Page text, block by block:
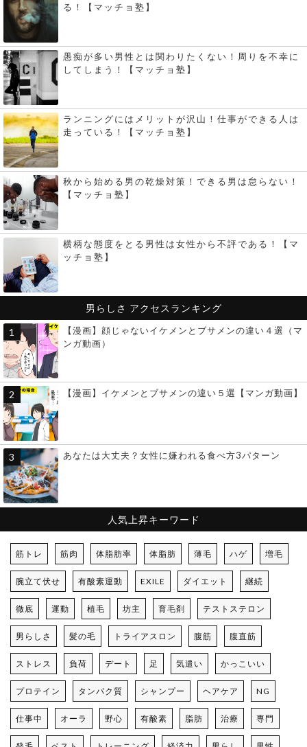
る！【マッチョ塾】
愚痴が多い男性とは関わりたくない！周りを不幸に
してしまう！【マッチョ塾】
ランニングにはメリットが沢山！仕事ができる人は
走っている！【マッチョ塾】
秋から始める男の乾燥対策！できる男は怠らない！
【マッチョ塾】
横柄な態度をとる男性は女性から不評である！【マ
ッチョ塾】
男らしさ アクセスランキング
【漫画】顔じゃないイケメンとブサメンの違い４選（マ
ンガ動画）
【漫画】イケメンとブサメンの違い５選【マンガ動画】
あなたは大丈夫？女性に嫌われる食べ方3パターン
人気上昇キーワード
筋トレ 筋肉 体脂肪率 体脂肪 薄毛 ハゲ 増毛
腕立て伏せ 有酸素運動 EXILE ダイエット 継続
徹底 運動 植毛 坊主 育毛剤 テストステロン
男らしさ 髪の毛 トライアスロン 腹筋 腹直筋
ストレス 負荷 デート 足 気遣い かっこいい
プロテイン タンパク質 シャンプー ヘアケア NG
仕事中 オーラ 野心 有酸素 脂肪 治療 専門